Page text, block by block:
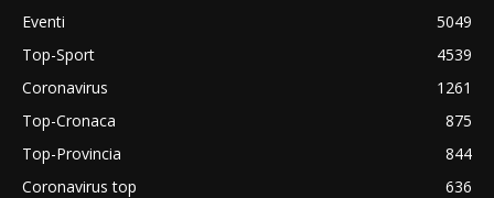
Eventi
5049
Top-Sport
4539
Coronavirus
1261
Top-Cronaca
875
Top-Provincia
844
Coronavirus top
636